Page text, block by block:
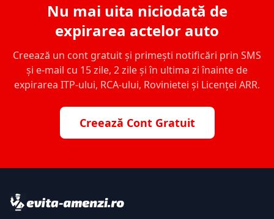
Nu mai uita niciodată de
expirarea actelor auto
Creează un cont gratuit și primești notificări prin SMS
și e-mail cu 15 zile, 2 zile și în ultima zi înainte de
expirarea ITP-ului, RCA-ului, Rovinietei și Licenței ARR.
Creează Cont Gratuit